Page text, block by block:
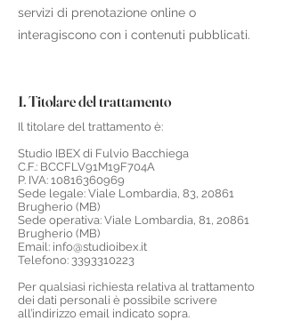
servizi di prenotazione online o
interagiscono con i contenuti pubblicati.
1. Titolare del trattamento
Il titolare del trattamento è:
Studio IBEX di Fulvio Bacchiega
C.F.: BCCFLV91M19F704A
P. IVA: 10816360969
Sede legale: Viale Lombardia, 83, 20861
Brugherio (MB)
Sede operativa: Viale Lombardia, 81, 20861
Brugherio (MB)
Email: info@studioibex.it
Telefono: 3393310223
Per qualsiasi richiesta relativa al trattamento
dei dati personali è possibile scrivere
all’indirizzo email indicato sopra.